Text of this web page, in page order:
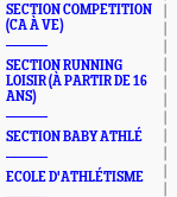
SECTION COMPETITION
(CA À VE)
SECTION RUNNING
LOISIR (À PARTIR DE 16
ANS)
SECTION BABY ATHLÉ
ECOLE D'ATHLÉTISME